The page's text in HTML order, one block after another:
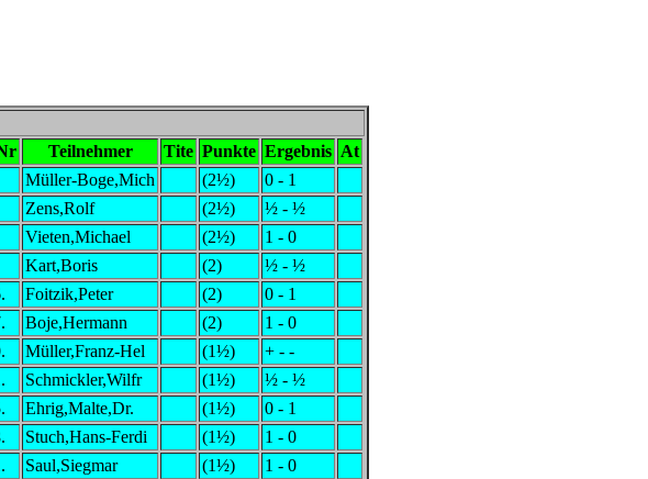
Teilnehmer Tite Punkte Ergebnis At
Müller-Boge,Mich (2½)
0 - 1
Zens,Rolf (2½)
½ - ½
Vieten,Michael (2½)
1 - 0
Kart,Boris (2)
½ - ½
Foitzik,Peter (2)
0 - 1
Boje,Hermann (2)
1 - 0
Müller,Franz-Hel (1½)
+ - -
Schmickler,Wilfr (1½)
½ - ½
Ehrig,Malte,Dr. (1½)
0 - 1
Stuch,Hans-Ferdi (1½)
1 - 0
Saul,Siegmar (1½)
1 - 0